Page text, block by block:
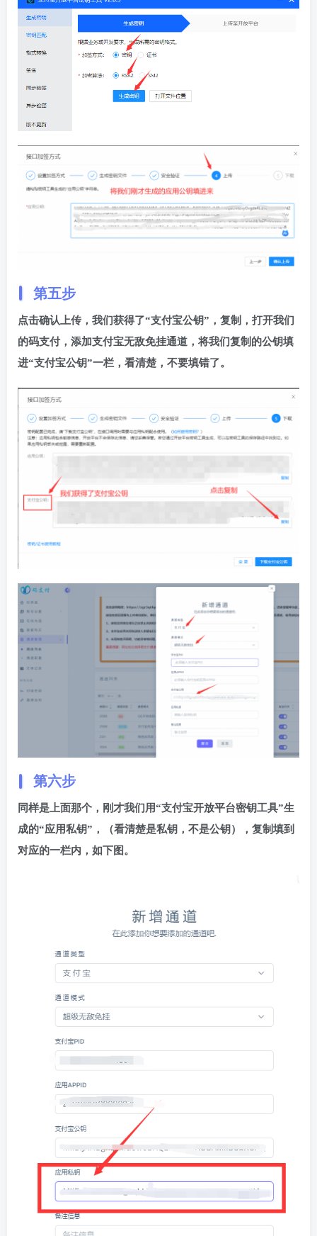
第五步
点击确认上传，我们获得了“支付宝公钥”，复制，打开我们
的码支付，添加支付宝无敌免挂通道，将我们复制的公钥填
进“支付宝公钥”一栏，看清楚，不要填错了。
第六步
同样是上面那个，刚才我们用“支付宝开放平台密钥工具”生
成的“应用私钥”，（看清楚是私钥，不是公钥），复制填到
对应的一栏内，如下图。